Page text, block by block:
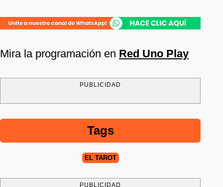
Mira la programación en Red Uno Play
PUBLICIDAD
Tags
EL TAROT
PUBLICIDAD